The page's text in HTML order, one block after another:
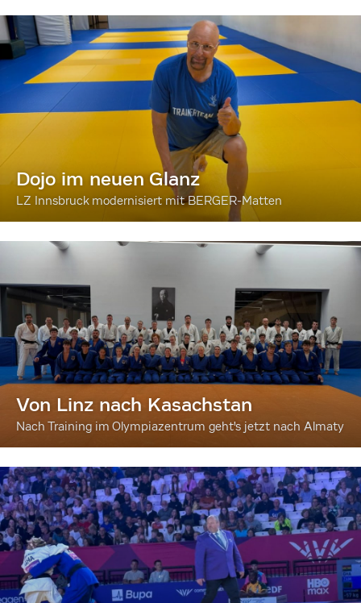
Dojo im neuen Glanz
LZ Innsbruck modernisiert mit BERGER-Matten
Von Linz nach Kasachstan
Nach Training im Olympiazentrum geht's jetzt nach Almaty